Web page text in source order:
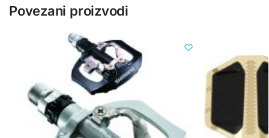
Povezani proizvodi